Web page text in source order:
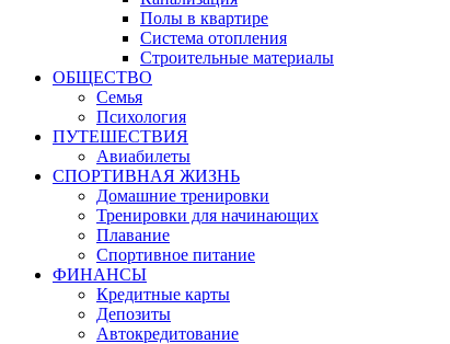
Полы в квартире
Система отопления
Строительные материалы
ОБЩЕСТВО
Семья
Психология
ПУТЕШЕСТВИЯ
Авиабилеты
СПОРТИВНАЯ ЖИЗНЬ
Домашние тренировки
Тренировки для начинающих
Плавание
Спортивное питание
ФИНАНСЫ
Кредитные карты
Депозиты
Автокредитование